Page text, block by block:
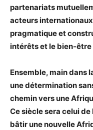
partenariats
acteurs
pragmatique et
intérêts et le bien-être
Ensemble, main dans
une détermination
chemin vers une
Ce siècle sera celui de
bâtir une nouvelle